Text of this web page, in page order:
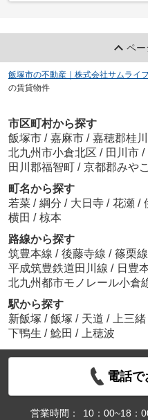
ペ
飯塚市の不動産｜株式会社サムライフ
の賃貸物件
市区町村から探す
飯塚市 / 嘉麻市 / 嘉穂郡桂
北九州市小倉北区 / 田川市 /
田川郡福智町 / 京都郡みや
町名から探す
若菜 / 綱分 / 大日寺 / 花瀬 /
横田 / 椋本
路線から探す
筑豊本線 / 後藤寺線 / 篠栗線
平成筑豊鉄道田川線 / 日豊
北九州都市モノレール小倉
駅から探す
新飯塚 / 飯塚 / 天道 / 上三緒
下鴨生 / 鯰田 / 上穂波
電話
営業時間： 10：00~18：